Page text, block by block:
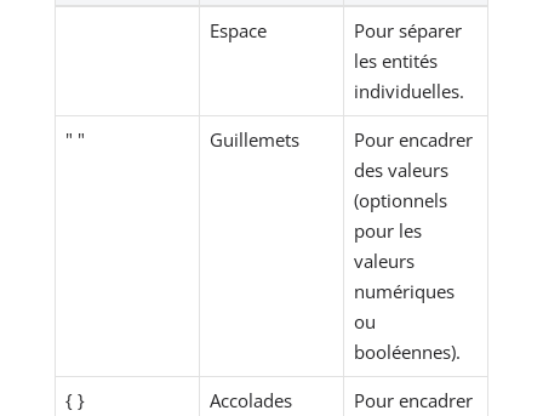
Espace
Pour séparer
les entités
individuelles.
" "
Guillemets
Pour encadrer
des valeurs
(optionnels
pour les
valeurs
numériques
ou
booléennes).
{ }
Accolades
Pour encadrer